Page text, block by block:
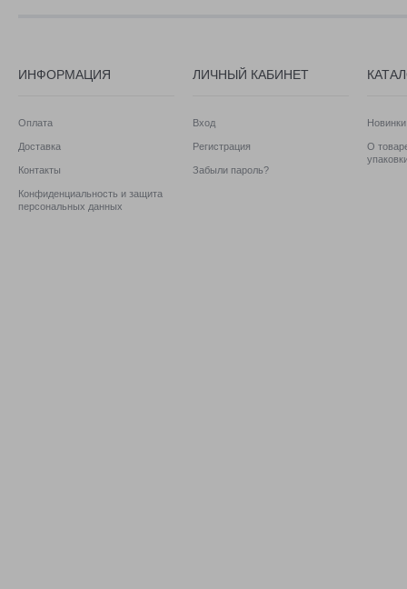
ИНФОРМАЦИЯ
Оплата
Доставка
Контакты
Конфиденциальность и защита
персональных данных
ЛИЧНЫЙ КАБИНЕТ
Вход
Регистрация
Забыли пароль?
Новинки
О